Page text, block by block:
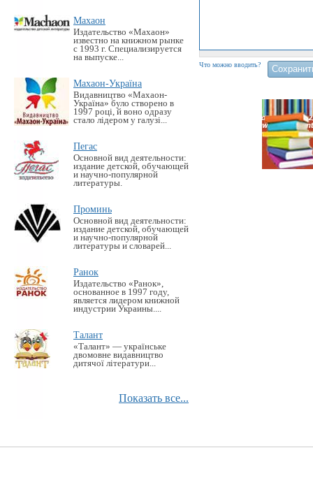
Махаон
Издательство «Махаон»
известно на книжном рынке
с 1993 г. Специализируется
на выпуске...
Махаон-Україна
Видавництво «Махаон-
Україна» було створено в
1997 році, й воно одразу
стало лідером у галузі...
Пегас
Основной вид деятельности:
издание детской, обучающей
и научно-популярной
литературы.
Проминь
Основной вид деятельности:
издание детской, обучающей
и научно-популярной
литературы и словарей...
Ранок
Издательство «Ранок»,
основанное в 1997 году,
является лидером книжной
индустрии Украины....
Талант
«Талант» — українське
двомовне видавництво
дитячої літератури...
Показать все...
Что можно вводить?